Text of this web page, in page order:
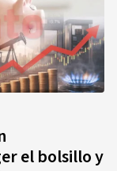
el bolsillo y